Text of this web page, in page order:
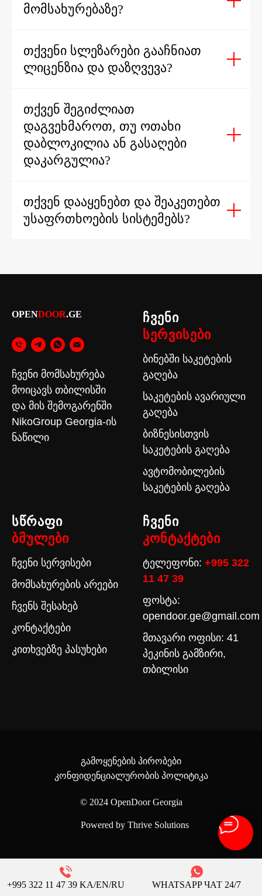
+995 322 11 47 39 KA/EN/RU WHATSAPP ЧАТ 24/7
ᲛᲝᲛᲡᲐᲮᲣᲠᲔᲑᲐᲖᲔ?
ᲗᲥᲕᲔᲜᲘ ᲡᲚᲔᲖᲐᲠᲔᲑᲘ ᲒᲐᲐᲩᲜᲘᲐᲗ
ᲚᲘᲪᲔᲜᲖᲘᲐ ᲓᲐ ᲓᲐᲖᲦᲕᲔᲕᲐ?
ᲗᲥᲕᲔᲜ ᲨᲔᲒᲘᲫᲚᲘᲐᲗ
ᲓᲐᲒᲕᲔᲮᲛᲐᲠᲝᲗ, ᲗᲣ ᲝᲗᲐᲮᲘ
ᲓᲐᲑᲚᲝᲙᲘᲚᲘᲐ ᲐᲜ ᲒᲐᲡᲐᲦᲔᲑᲘ
ᲓᲐᲙᲐᲠᲒᲣᲚᲘᲐ?
ᲗᲥᲕᲔᲜ ᲓᲐᲐᲧᲔᲜᲔᲑᲗ ᲓᲐ ᲨᲔᲐᲙᲔᲗᲔᲑᲗ
ᲣᲡᲐᲤᲠᲗᲮᲝᲔᲑᲘᲡ ᲡᲘᲡᲢᲔᲛᲔᲑᲡ?
OPENDOOR.GE
ჩვენი მომსახურება
მოიცავს თბილისში
და მის შემოგარენში
NikoGroup Georgia-ის
ნაწილი
ჩვენი
სერვისები
ბინებში საკეტების
გაღება
საკეტების ავარიული
გაღება
ბიზნესისთვის
საკეტების გაღება
ავტომობილების
საკეტების გაღება
სწრაფი
ბმულები
ჩვენი სერვისები
მომსახურების არეები
ჩვენს შესახებ
კონტაქტები
კითხვებზე პასუხები
ჩვენი
კონტაქტები
ტელეფონი: +995 322
11 47 39
ფოსტა:
opendoor.ge@gmail.com
მთავარი ოფისი: 41
პეკინის გამზირი,
თბილისი
გამოყენების პირობები
კონფიდენციალურობის პოლიტიკა
© 2024 OpenDoor Georgia
Powered by Thrive Solutions